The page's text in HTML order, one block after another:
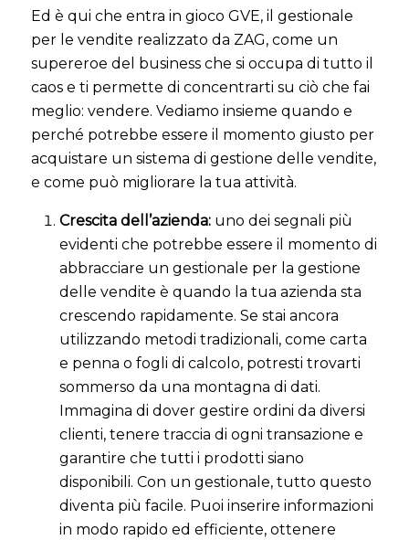
Ed è qui che entra in gioco GVE, il gestionale
per le vendite realizzato da ZAG, come un
supereroe del business che si occupa di tutto il
caos e ti permette di concentrarti su ciò che fai
meglio: vendere. Vediamo insieme quando e
perché potrebbe essere il momento giusto per
acquistare un sistema di gestione delle vendite,
e come può migliorare la tua attività.
Crescita dell’azienda: uno dei segnali più
evidenti che potrebbe essere il momento di
abbracciare un gestionale per la gestione
delle vendite è quando la tua azienda sta
crescendo rapidamente. Se stai ancora
utilizzando metodi tradizionali, come carta
e penna o fogli di calcolo, potresti trovarti
sommerso da una montagna di dati.
Immagina di dover gestire ordini da diversi
clienti, tenere traccia di ogni transazione e
garantire che tutti i prodotti siano
disponibili. Con un gestionale, tutto questo
diventa più facile. Puoi inserire informazioni
in modo rapido ed efficiente, ottenere